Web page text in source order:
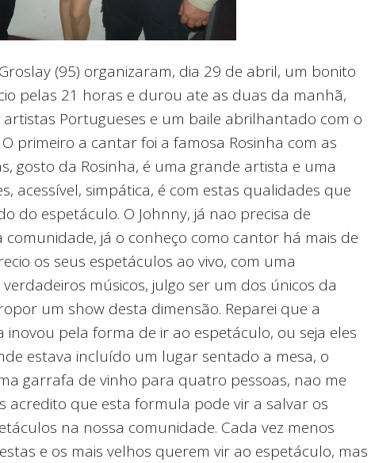
(95) organizaram, dia 29 de abril, um bonito
pelas 21 horas e durou ate as duas da manhã,
Portugueses e um baile abrilhantado com o
primeiro a cantar foi a famosa Rosinha com as
gosto da Rosinha, é uma grande artista e uma
acessível, simpática, é com estas qualidades que
do espetáculo. O Johnny, já nao precisa de
já o conheço como cantor há mais de
os seus espetáculos ao vivo, com uma
músicos, julgo ser um dos únicos da
um show desta dimensão. Reparei que a
inovou pela forma de ir ao espetáculo, ou seja eles
estava incluído um lugar sentado a mesa, o
garrafa de vinho para quatro pessoas, nao me
acredito que esta formula pode vir a salvar os
na nossa comunidade. Cada vez menos
e os mais velhos querem vir ao espetáculo, mas